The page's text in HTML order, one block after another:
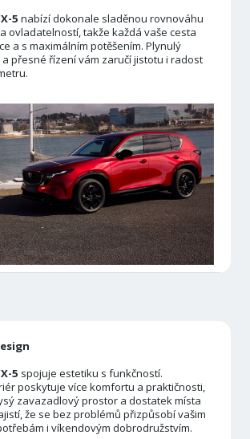
5 nabízí dokonale sladěnou rovnováhu
ovladatelností, takže každá vaše cesta
a s maximálním potěšením. Plynulý
přesné řízení vám zaručí jistotu i radost
5 spojuje estetiku s funkčností.
poskytuje více komfortu a praktičnosti,
zavazadlový prostor a dostatek místa
že se bez problémů přizpůsobí vašim
i víkendovým dobrodružstvím.